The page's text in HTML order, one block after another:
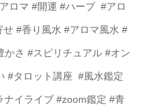
ロマ #開運 #ハーブ #アロ
#香り風水 #アロマ風水 #
かさ #スピリチュアル #オン
#タロット講座 #風水鑑定
イライブ #zoom鑑定 #青